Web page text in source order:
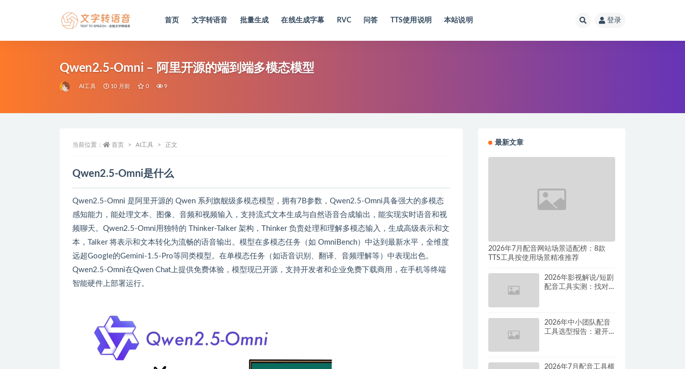
首页 文字转语音 批量生成 在线生成字幕 RVC 问答 TTS使用说明 本站说明 登录
Qwen2.5-Omni – 阿里开源的端到端多模态模型
AI工具 10 月前 0 9
当前位置： 首页 AI工具 正文
Qwen2.5-Omni是什么
Qwen2.5-Omni 是阿里开源的 Qwen 系列旗舰级多模态模型，拥有7B参数，Qwen2.5-Omni具备强大的多模态
感知能力，能处理文本、图像、音频和视频输入，支持流式文本生成与自然语音合成输出，能实现实时语音和视
频聊天。Qwen2.5-Omni用独特的 Thinker-Talker 架构，Thinker 负责处理和理解多模态输入，生成高级表示和文
本，Talker 将表示和文本转化为流畅的语音输出。模型在多模态任务（如 OmniBench）中达到最新水平，全维度
远超Google的Gemini-1.5-Pro等同类模型。在单模态任务（如语音识别、翻译、音频理解等）中表现出色。
Qwen2.5-Omni在Qwen Chat上提供免费体验，模型现已开源，支持开发者和企业免费下载商用，在手机等终端
智能硬件上部署运行。
最新文章
2026年7月配音网站场景适配榜：8款
TTS工具按使用场景精准推荐
2026年影视解说/短剧
配音工具实测：找对
2026年中小团队配音
工具选型报告：避开
2026年7月配音工具横